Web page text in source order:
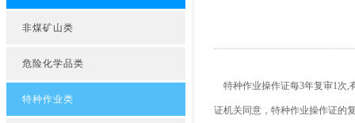
非煤矿山类
危险化学品类
特种作业类
特种作业操作证每3年复审1次,
证机关同意，特种作业操作证的